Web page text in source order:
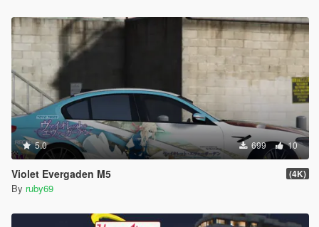
5.0 699 10
Violet Evergaden M5 (4K)
By ruby69